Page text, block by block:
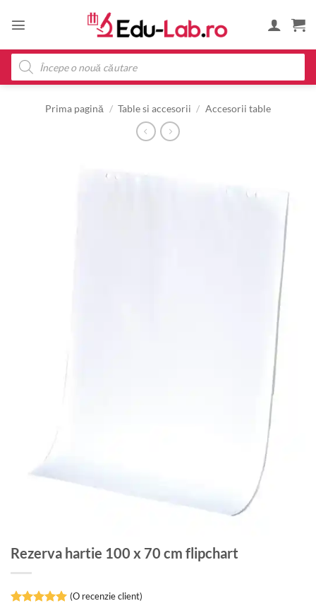
Products
search
Prima pagină / Table si accesorii / Accesorii table
Rezerva hartie 100 x 70 cm flipchart
(O recenzie client)